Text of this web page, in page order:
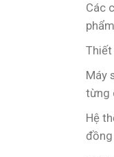
Các
Thiết
Máy
từng
Hệ
đồng